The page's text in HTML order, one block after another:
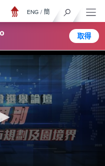
取得
ENG / 簡